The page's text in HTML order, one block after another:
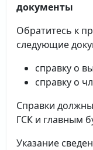
документы
Обратитесь к
следующие
справку о
справку о
Справки
ГСК и главным
Указание